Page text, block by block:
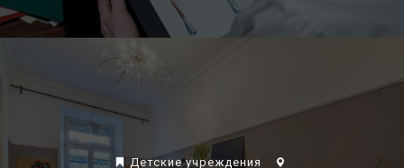
Детские учреждения